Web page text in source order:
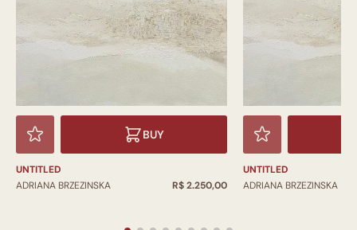
BUY
UNTITLED
ADRIANA BRZEZINSKA
R$ 2.250,00
UNTITLED
ADRIANA BRZEZINSKA